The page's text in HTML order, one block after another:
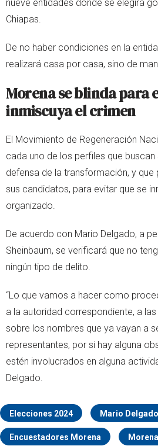
nueve entidades donde se elegirá
Chiapas.
De no haber condiciones en la
realizará casa por casa, sino de
Morena se blinda para
inmiscuya el crimen
El Movimiento de Regeneración
cada uno de los perfiles que
defensa de la transformación, y
sus candidatos, para evitar que se
organizado.
De acuerdo con Mario Delgado, a
Sheinbaum, se verificará que no
ningún tipo de delito.
“Lo que vamos a hacer como
a la autoridad correspondiente, a
sobre los nombres que ya vayan a
representantes, por si hay alguna
estén involucrados en alguna
Delgado.
Elecciones 2024 Mario Delgado
Encuestadores Morena Morena